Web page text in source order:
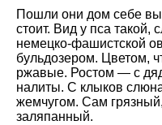
Пошли они дом себе
стоит. Вид у пса такой,
немецко-фашистской
бульдозером. Цветом,
ржавые. Ростом — с
налиты. С клыков
жемчугом. Сам
заляпанный.